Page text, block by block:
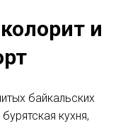
и
байкальских
кухня,